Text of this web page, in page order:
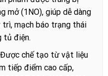
mở (1NO), giúp dễ dàng
trì, mạch báo trạng thái
tủ điện.
chế tạo từ vật liệu
tiếp điểm cao cấp,